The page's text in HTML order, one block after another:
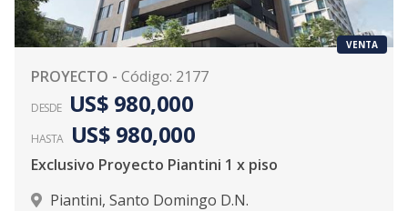
VENTA
PROYECTO - Código: 2177
DESDE US$ 980,000
HASTA US$ 980,000
Exclusivo Proyecto Piantini 1 x piso
Piantini, Santo Domingo D.N.